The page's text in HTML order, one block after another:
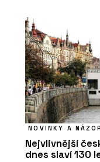
Icon
NOVINKY A
Nejvlivnější
dnes slaví 130